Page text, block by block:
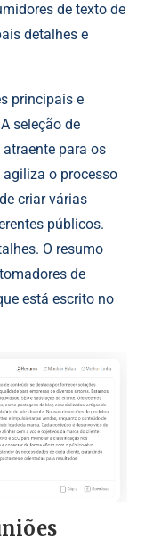
de texto de
detalhes e
principais e
seleção de
para os
agiliza o processo
criar várias
públicos.
O resumo
de
está escrito no